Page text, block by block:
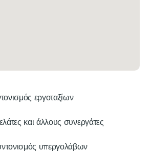
εργοταξίων
και άλλους συνεργάτες
υπεργολάβων